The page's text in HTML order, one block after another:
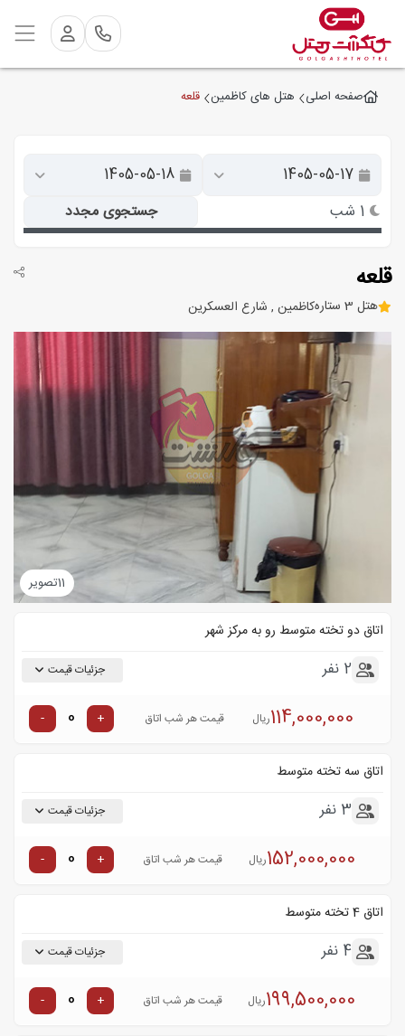
صفحه اصلی هتل های کاظمین قلعه
قلعه
هتل 3 ستاره کاظمین , شارع العسکرین
11تصویر
اتاق دو تخته متوسط رو به مرکز شهر
2 نفر جزئیات قیمت
114,000,000ریال قیمت هر شب اتاق +
-
اتاق سه تخته متوسط
3 نفر جزئیات قیمت
152,000,000ریال قیمت هر شب اتاق +
-
اتاق 4 تخته متوسط
4 نفر جزئیات قیمت
199,500,000ریال قیمت هر شب اتاق +
-
1 شب جستجوی مجدد